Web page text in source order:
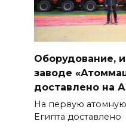
Оборудование,
заводе
доставлено на
На первую
Египта доставлено